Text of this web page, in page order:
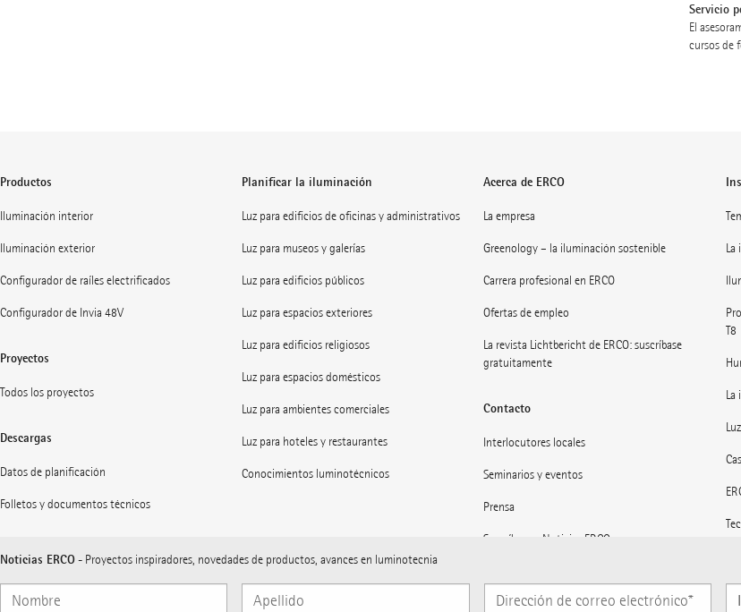
Servicio
El
cursos de
Productos
Iluminación interior
Iluminación exterior
Configurador de raíles electrificados
Configurador de Invia 48V
Proyectos
Todos los proyectos
Descargas
Datos de planificación
Folletos y documentos técnicos
Planificar la iluminación
Luz para edificios de oficinas y administrativos
Luz para museos y galerías
Luz para edificios públicos
Luz para espacios exteriores
Luz para edificios religiosos
Luz para espacios domésticos
Luz para ambientes comerciales
Luz para hoteles y restaurantes
Conocimientos luminotécnicos
Acerca de ERCO
La empresa
Greenology – la iluminación sostenible
Carrera profesional en ERCO
Ofertas de empleo
La revista Lichtbericht de ERCO: suscríbase
gratuitamente
Contacto
Interlocutores locales
Seminarios y eventos
Prensa
Suscríbase a Noticias ERCO
La
T8
La
Noticias ERCO- Proyectos inspiradores, novedades de productos, avances en luminotecnia